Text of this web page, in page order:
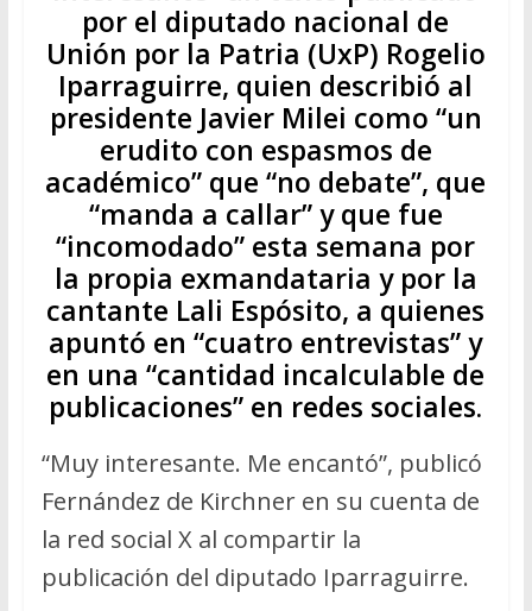
por el diputado nacional de
Unión por la Patria (UxP) Rogelio
Iparraguirre, quien describió al
presidente Javier Milei como “un
erudito con espasmos de
académico” que “no debate”, que
“manda a callar” y que fue
“incomodado” esta semana por
la propia exmandataria y por la
cantante Lali Espósito, a quienes
apuntó en “cuatro entrevistas” y
en una “cantidad incalculable de
publicaciones” en redes sociales.
“Muy interesante. Me encantó”, publicó
Fernández de Kirchner en su cuenta de
la red social X al compartir la
publicación del diputado Iparraguirre.